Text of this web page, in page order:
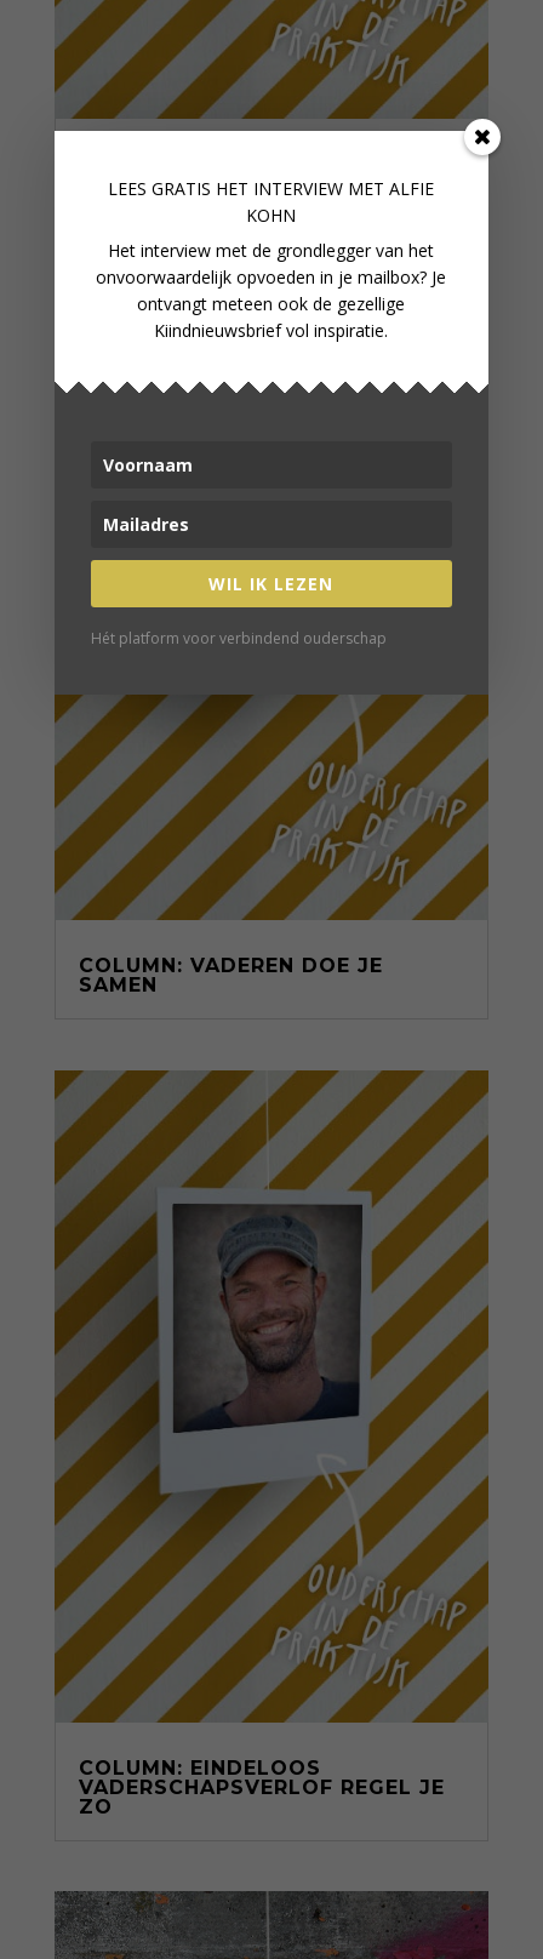
WITH YOU
COLUMN: VADEREN DOE JE
SAMEN
COLUMN: EINDELOOS
VADERSCHAPSVERLOF REGEL JE
ZO
LEES GRATIS HET INTERVIEW MET ALFIE
KOHN
Het interview met de grondlegger van het
onvoorwaardelijk opvoeden in je mailbox? Je
ontvangt meteen ook de gezellige
Kiindnieuwsbrief vol inspiratie.
WIL IK LEZEN
Hét platform voor verbindend ouderschap